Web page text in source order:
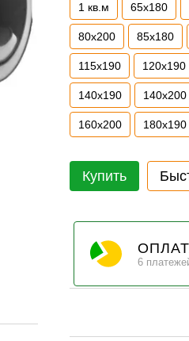
1 кв.м 65х180
80х200 85х180
115х190 120х190
140х190 140х200
160х200 180х190
Купить
6